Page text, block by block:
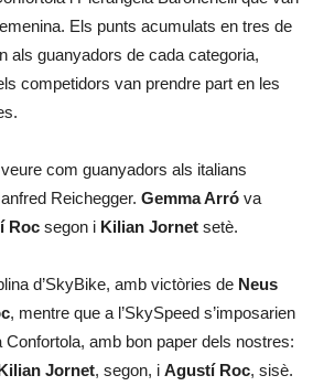
Els punts acumulats en tres de
als guanyadors de cada categoria,
competidors van prendre part en les
com guanyadors als italians
Reichegger. Gemma Arró va
Roc segon i Kilian Jornet setè.
d’SkyBike, amb victòries de Neus
, mentre que a l’SkySpeed s’imposarien
Confortola, amb bon paper dels nostres:
Jornet, segon, i Agustí Roc, sisè.